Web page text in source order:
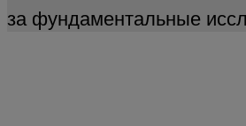
за фундаментальные